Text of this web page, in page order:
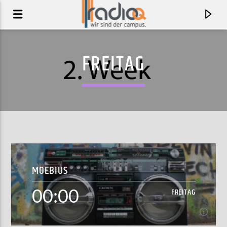
AKTUELLER TRACK
LYNKS THINKS
LYNKS
FREITAG
MOEBIUS
00:00 FREITAG